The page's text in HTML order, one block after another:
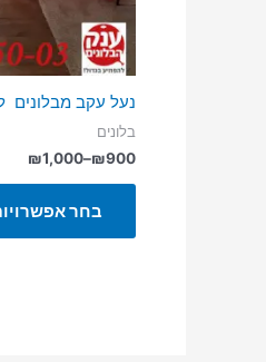
נעל עקב
בלונים
₪900
–
₪1,000
עד
בחר